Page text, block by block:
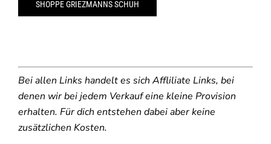
SHOPPE GRIEZMANNS SCHUH
Bei allen Links handelt es sich Affliliate Links, bei
denen wir bei jedem Verkauf eine kleine Provision
erhalten. Für dich entstehen dabei aber keine
zusätzlichen Kosten.